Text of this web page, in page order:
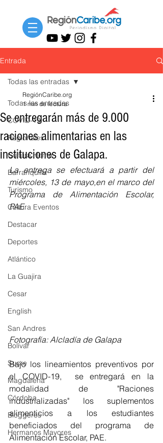
Entrada
Todas las entradas
COVID-19
Regionales
Cultura Home
Barranquilla
Turismo
Cultura Eventos
Destacar
Deportes
Atlántico
La Guajira
Cesar
English
San Andres
Bolívar
Sucre
Magdalena
Córdoba
Bloggeros
Hermanos Mayores
Todas las entradas
Se entregarán más de 9.000
raciones alimentarias en las
instituciones de Galapa.
RegiónCaribe.org
1 min de lectura
La entrega se efectuará a partir del
miércoles, 13 de mayo,en el marco del
Programa de Alimentación Escolar,
PAE.
Fotografía: Alcladía de Galapa
Bajo los lineamientos preventivos por
el COVID-19,  se entregará en la
modalidad de "Raciones
industrializadas" los suplementos
alimenticios a los estudiantes
beneficiados del programa de
Alimentación Escolar, PAE.